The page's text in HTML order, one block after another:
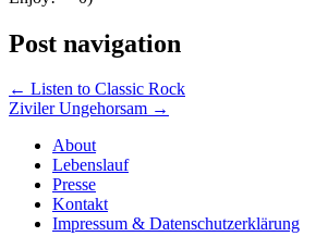
Post navigation
← Listen to Classic Rock
Ziviler Ungehorsam →
About
Lebenslauf
Presse
Kontakt
Impressum & Datenschutzerklärung